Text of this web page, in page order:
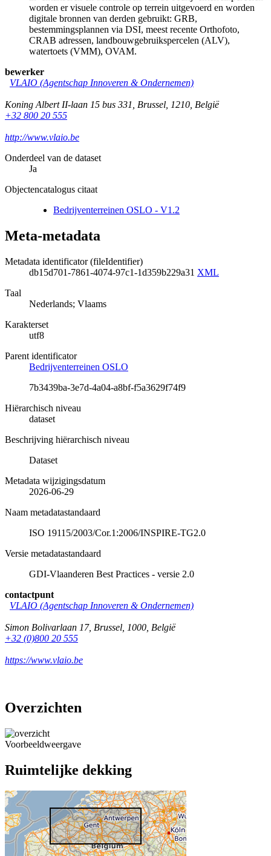
worden er visuele controle op terrein uitgevoerd en worden
digitale bronnen van derden gebruikt: GRB,
bestemmingsplannen via DSI, meest recente Orthofoto,
CRAB adressen, landbouwgebruikspercelen (ALV),
watertoets (VMM), OVAM.
bewerker
VLAIO (Agentschap Innoveren & Ondernemen)
Koning Albert II-laan 15 bus 331 Brussel 1210 België
+32 800 20 555
http://www.vlaio.be
Onderdeel van de dataset
Ja
Objectencatalogus citaat
Bedrijventerreinen OSLO - V1.2
Meta-metadata
Metadata identificator (fileIdentifier)
db15d701-7861-4074-97c1-1d359b229a31 XML
Taal
Nederlands; Vlaams
Karakterset
utf8
Parent identificator
Bedrijventerreinen OSLO
7b3439ba-3e7d-4a04-a8bf-f5a3629f74f9
Hiërarchisch niveau
dataset
Beschrijving hiërarchisch niveau
Dataset
Metadata wijzigingsdatum
2026-06-29
Naam metadatastandaard
ISO 19115/2003/Cor.1:2006/INSPIRE-TG2.0
Versie metadatastandaard
GDI-Vlaanderen Best Practices - versie 2.0
contactpunt
VLAIO (Agentschap Innoveren & Ondernemen)
Simon Bolivarlaan 17, Brussel 1000 België
+32 (0)800 20 555
https://www.vlaio.be
Overzichten
Voorbeeldweergave
Ruimtelijke dekking